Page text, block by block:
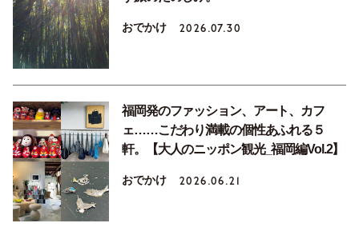
おでかけ 2026.07.30
福岡発のファッション、アート、カフ
ェ……こだわり満載の個性あふれる５
軒。【大人のニッポン観光_福岡編Vol.2】
おでかけ 2026.06.21